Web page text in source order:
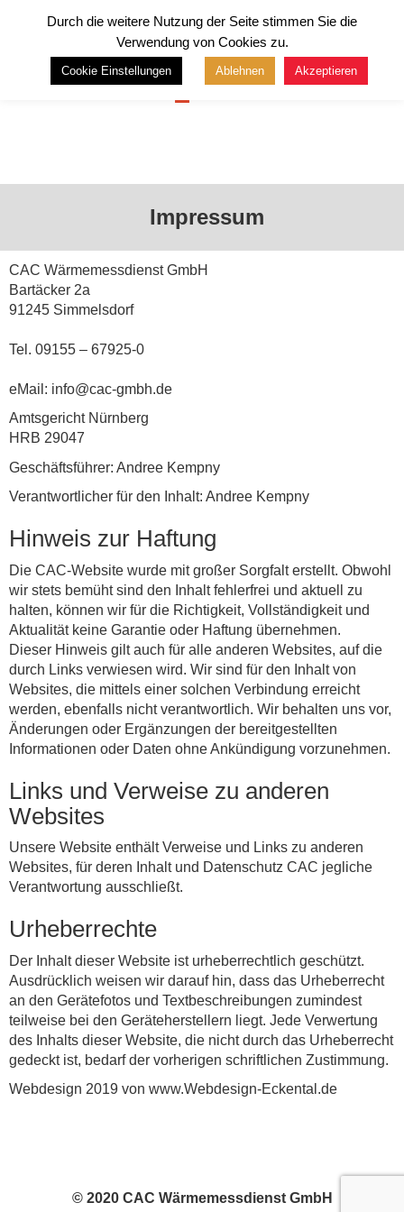
Impressum
CAC Wärmemessdienst GmbH
Bartäcker 2a
91245 Simmelsdorf
Tel. 09155 – 67925-0
eMail: info@cac-gmbh.de
Amtsgericht Nürnberg
HRB 29047
Geschäftsführer: Andree Kempny
Verantwortlicher für den Inhalt: Andree Kempny
Hinweis zur Haftung
Die CAC-Website wurde mit großer Sorgfalt erstellt. Obwohl
wir stets bemüht sind den Inhalt fehlerfrei und aktuell zu
halten, können wir für die Richtigkeit, Vollständigkeit und
Aktualität keine Garantie oder Haftung übernehmen.
Dieser Hinweis gilt auch für alle anderen Websites, auf die
durch Links verwiesen wird. Wir sind für den Inhalt von
Websites, die mittels einer solchen Verbindung erreicht
werden, ebenfalls nicht verantwortlich. Wir behalten uns vor,
Änderungen oder Ergänzungen der bereitgestellten
Informationen oder Daten ohne Ankündigung vorzunehmen.
Links und Verweise zu anderen
Websites
Unsere Website enthält Verweise und Links zu anderen
Websites, für deren Inhalt und Datenschutz CAC jegliche
Verantwortung ausschließt.
Urheberrechte
Der Inhalt dieser Website ist urheberrechtlich geschützt.
Ausdrücklich weisen wir darauf hin, dass das Urheberrecht
an den Gerätefotos und Textbeschreibungen zumindest
teilweise bei den Geräteherstellern liegt. Jede Verwertung
des Inhalts dieser Website, die nicht durch das Urheberrecht
gedeckt ist, bedarf der vorherigen schriftlichen Zustimmung.
Webdesign 2019 von www.Webdesign-Eckental.de
© 2020 CAC Wärmemessdienst GmbH
Durch die weitere Nutzung der Seite stimmen Sie die
Verwendung von Cookies zu.
Cookie Einstellungen Ablehnen Akzeptieren